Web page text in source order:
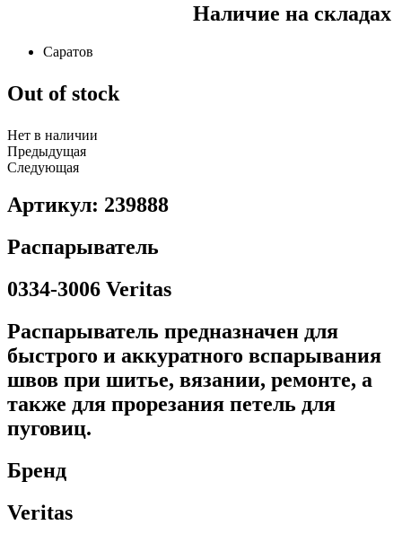
Наличие на складах
Саратов
Out of stock
Нет в наличии
Предыдущая
Следующая
Артикул: 239888
Распарыватель
0334-3006 Veritas
Распарыватель предназначен для
быстрого и аккуратного вспарывания
швов при шитье, вязании, ремонте, а
также для прорезания петель для
пуговиц.
Бренд
Veritas